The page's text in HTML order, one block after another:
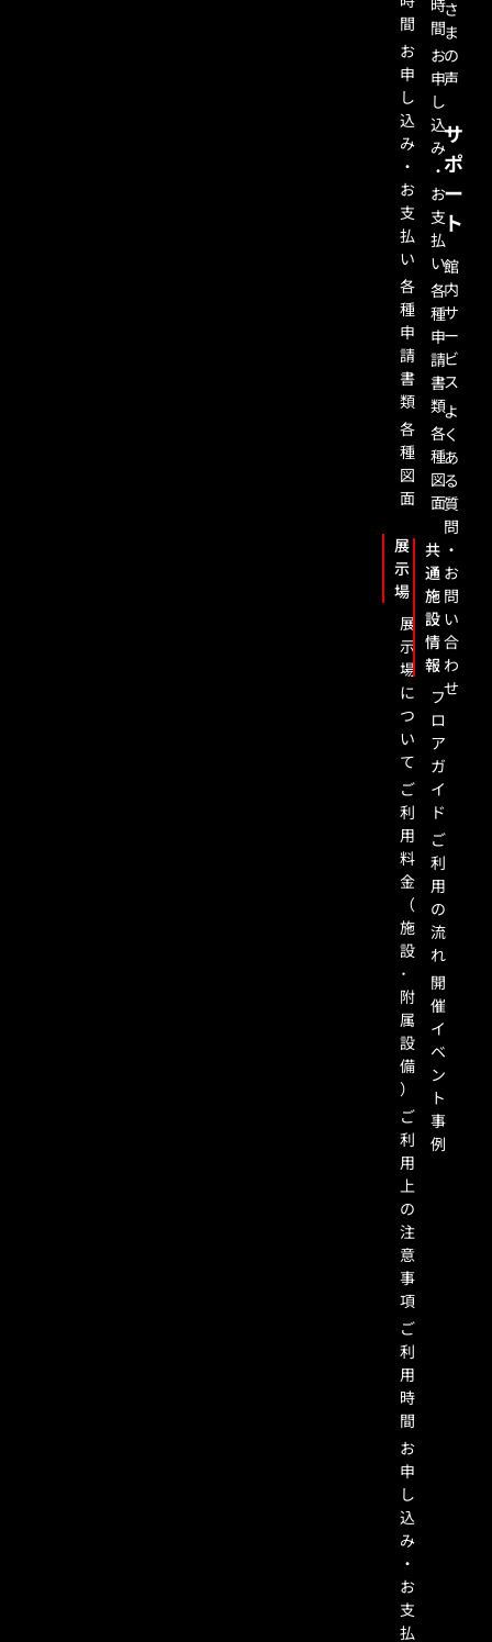
間
お
申
し
込
み
・
お
支
払
い
各
種
申
請
書
類
各
種
図
面
展
示
場
展
示
場
に
つ
い
て
ご
利
用
料
金
（
施
設
･
附
属
設
備
）
ご
利
用
上
の
注
意
事
項
ご
利
用
時
間
お
申
し
込
み
・
お
支
払
時
間
お
申
し
込
み
・
お
支
払
い
各
種
申
請
書
類
各
種
図
面
共
通
施
設
情
報
フ
ロ
ア
ガ
イ
ド
ご
利
用
の
流
れ
開
催
イ
ベ
ン
ト
事
例
さ
ま
の
声
サ
ポ
ー
ト
館
内
サ
ー
ビ
ス
よ
く
あ
る
質
問
・
お
問
い
合
わ
せ